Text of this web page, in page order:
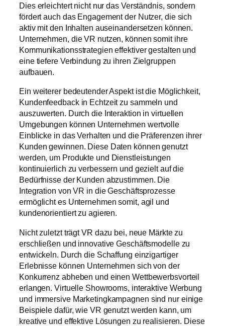
Dies erleichtert nicht nur das Verständnis, sondern
fördert auch das Engagement der Nutzer, die sich
aktiv mit den Inhalten auseinandersetzen können.
Unternehmen, die VR nutzen, können somit ihre
Kommunikationsstrategien effektiver gestalten und
eine tiefere Verbindung zu ihren Zielgruppen
aufbauen.
Ein weiterer bedeutender Aspekt ist die Möglichkeit,
Kundenfeedback in Echtzeit zu sammeln und
auszuwerten. Durch die Interaktion in virtuellen
Umgebungen können Unternehmen wertvolle
Einblicke in das Verhalten und die Präferenzen ihrer
Kunden gewinnen. Diese Daten können genutzt
werden, um Produkte und Dienstleistungen
kontinuierlich zu verbessern und gezielt auf die
Bedürfnisse der Kunden abzustimmen. Die
Integration von VR in die Geschäftsprozesse
ermöglicht es Unternehmen somit, agil und
kundenorientiert zu agieren.
Nicht zuletzt trägt VR dazu bei, neue Märkte zu
erschließen und innovative Geschäftsmodelle zu
entwickeln. Durch die Schaffung einzigartiger
Erlebnisse können Unternehmen sich von der
Konkurrenz abheben und einen Wettbewerbsvorteil
erlangen. Virtuelle Showrooms, interaktive Werbung
und immersive Marketingkampagnen sind nur einige
Beispiele dafür, wie VR genutzt werden kann, um
kreative und effektive Lösungen zu realisieren. Diese